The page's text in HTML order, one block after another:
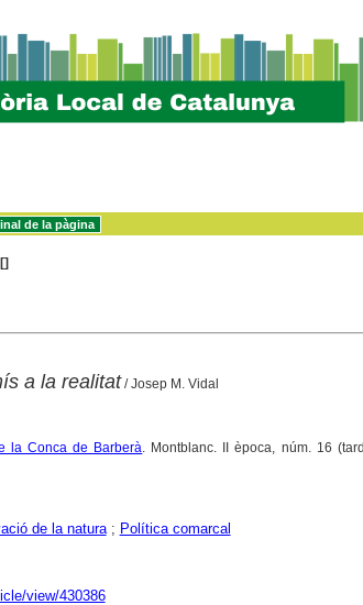
a la realitat/ Josep M. Vidal
la Conca de Barberà. Montblanc. II època, núm. 16
de la natura; Política comarcal
view/430386